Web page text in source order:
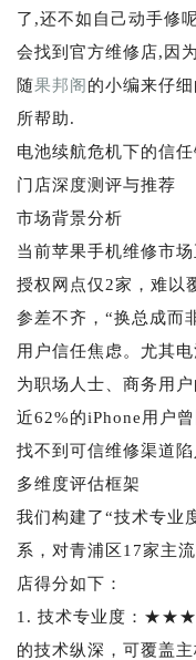
了,还不如自己动手修
会找到官方维修店,因
随果邦阁的小编来仔
所帮助.
电池续航危机下的信
门店深度测评与推荐
市场背景分析
当前苹果手机维修市
授权网点仅2家，难以
参差不齐，“换总成而
用户信任焦虑。尤其
为职场人士、商务用
近62%的iPhone用户
找不到可信维修渠道陷
多维度评估框架
我们构建了“技术专业
系，对青浦区17家主
店得分如下：
1. 技术专业度：
的技术纵深，可覆盖